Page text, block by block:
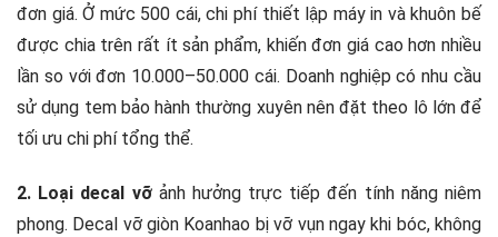
đơn giá. Ở mức 500 cái, chi phí thiết lập máy in và khuôn bế
được chia trên rất ít sản phẩm, khiến đơn giá cao hơn nhiều
lần so với đơn 10.000–50.000 cái. Doanh nghiệp có nhu cầu
sử dụng tem bảo hành thường xuyên nên đặt theo lô lớn để
tối ưu chi phí tổng thể.
2. Loại decal vỡảnh hưởng trực tiếp đến tính năng niêm
phong. Decal vỡ giòn Koanhao bị vỡ vụn ngay khi bóc, không